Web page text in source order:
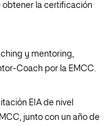
obtener la certificación
y mentoring,
Coach por la EMCC.
EIA de nivel
junto con un año de